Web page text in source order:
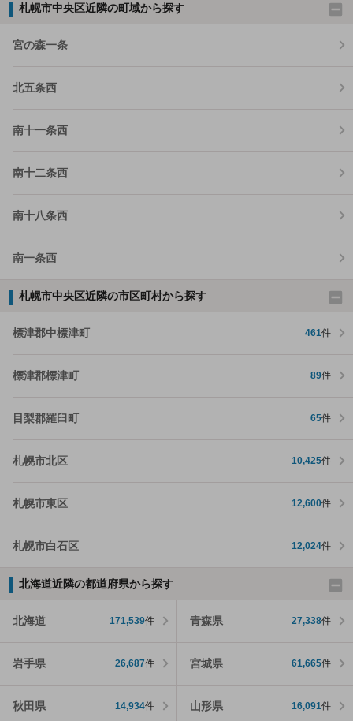
札幌市中央区近隣の町域から探す
宮の森一条
北五条西
南十一条西
南十二条西
南十八条西
南一条西
札幌市中央区近隣の市区町村から探す
標津郡中標津町 461件
標津郡標津町 89件
目梨郡羅臼町 65件
札幌市北区 10,425件
札幌市東区 12,600件
札幌市白石区 12,024件
北海道近隣の都道府県から探す
北海道 171,539件 青森県 27,338件
岩手県 26,687件 宮城県 61,665件
秋田県 14,934件 山形県 16,091件